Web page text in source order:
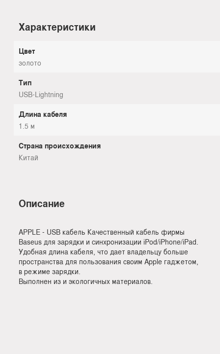
Характеристики
Цвет
золото
Тип
USB-Lightning
Длина кабеля
1.5 м
Страна происхождения
Китай
Описание
APPLE - USB кабель Качественный кабель фирмы
Baseus для зарядки и синхронизации iPod/iPhone/iPad.
Удобная длина кабеля, что дает владельцу больше
пространства для пользования своим Apple гаджетом,
в режиме зарядки.
Выполнен из и экологичных материалов.